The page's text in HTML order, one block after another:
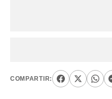
COMPARTIR: